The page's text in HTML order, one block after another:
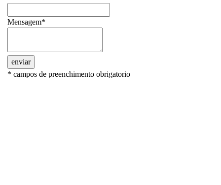
Mensagem*
enviar
* campos de preenchimento obrigatorio